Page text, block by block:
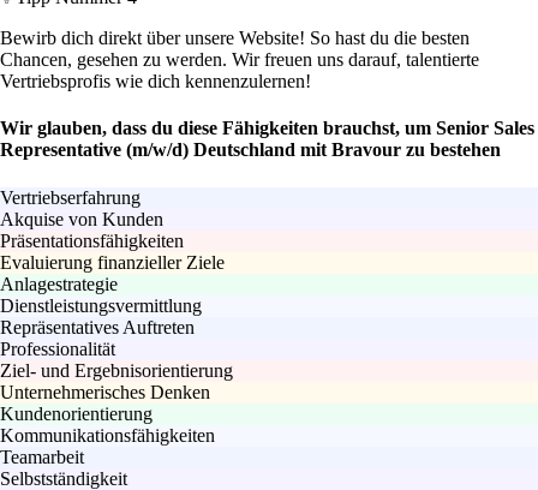
Bewirb dich direkt über unsere Website! So hast du die besten
Chancen, gesehen zu werden. Wir freuen uns darauf, talentierte
Vertriebsprofis wie dich kennenzulernen!
Wir glauben, dass du diese Fähigkeiten brauchst, um Senior Sales
Representative (m/w/d) Deutschland mit Bravour zu bestehen
Vertriebserfahrung
Akquise von Kunden
Präsentationsfähigkeiten
Evaluierung finanzieller Ziele
Anlagestrategie
Dienstleistungsvermittlung
Repräsentatives Auftreten
Professionalität
Ziel- und Ergebnisorientierung
Unternehmerisches Denken
Kundenorientierung
Kommunikationsfähigkeiten
Teamarbeit
Selbstständigkeit